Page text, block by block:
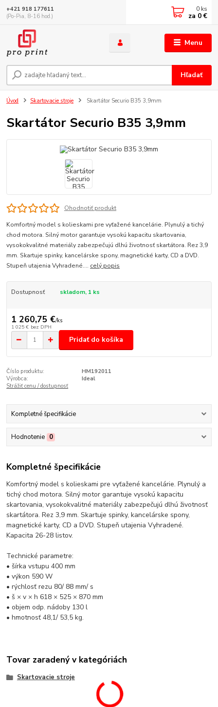
Menu
Hľadať
+421 918 177611
(Po-Pia, 8-16 hod.)
0 ks
za 0 €
Úvod Skartovacie stroje Skartátor Securio B35 3,9mm
Skartátor Securio B35 3,9mm
Ohodnotiť produkt
Komfortný model s kolieskami pre vyťažené kancelárie. Plynulý a tichý
chod motora. Silný motor garantuje vysokú kapacitu skartovania,
vysokokvalitné materiály zabezpečujú dlhú životnosť skartátora. Rez 3,9
mm. Skartuje spinky, kancelárske spony, magnetické karty, CD a DVD.
Stupeň utajenia Vyhradené.... celý popis
Dostupnosť skladom, 1 ks
1 260,75 €/ks
1 025 € bez DPH
Pridať do košíka
Číslo produktu:
HM192011
Výrobca:
Ideal
Strážiť cenu / dostupnosť
Kompletné špecifikácie
Hodnotenie 0
Kompletné špecifikácie
Komfortný model s kolieskami pre vyťažené kancelárie. Plynulý a
tichý chod motora. Silný motor garantuje vysokú kapacitu
skartovania, vysokokvalitné materiály zabezpečujú dlhú životnosť
skartátora. Rez 3,9 mm. Skartuje spinky, kancelárske spony,
magnetické karty, CD a DVD. Stupeň utajenia Vyhradené.
Kapacita 26-28 listov.
Technické parametre:
• šírka vstupu 400 mm
• výkon 590 W
• rýchlosť rezu 80/ 88 mm/ s
• š × v × h 618 × 525 × 870 mm
• objem odp. nádoby 130 l
• hmotnosť 48,1/ 53,5 kg.
Tovar zaradený v kategóriách
Skartovacie stroje